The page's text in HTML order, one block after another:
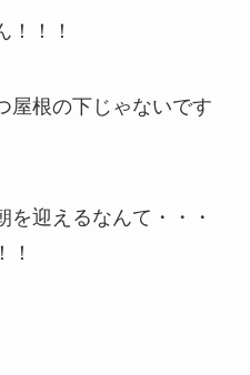
！！！
屋根の下じゃないです
を迎えるなんて・・・
！